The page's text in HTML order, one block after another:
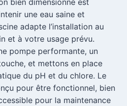
bien dimensionné est
une eau saine et
adapte l’installation au
et à votre usage prévu.
pompe performante, un
et mettons en place
du pH et du chlore. Le
pour être fonctionnel, bien
pour la maintenance